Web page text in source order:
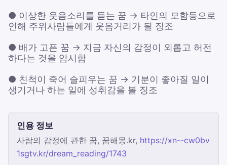
● 이상한 웃음소리를 듣는 꿈 → 타인의 모함등으로
인해 주위사람들에게 웃음거리가 될 징조
● 배가 고픈 꿈 → 지금 자신의 감정이 외롭고 허전
하다는 것을 암시함
● 친척이 죽어 슬피우는 꿈 → 기분이 좋아질 일이
생기거나 하는 일에 성취감을 볼 징조
인용 정보
사람의 감정에 관한 꿈, 꿈해몽.kr, https://xn--cw0bv
1sgtv.kr/dream_reading/1743